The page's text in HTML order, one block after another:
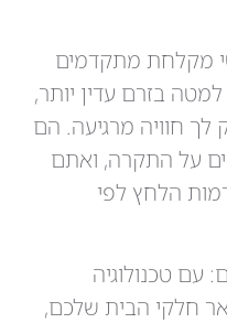
מקלחת מתקדמים
בזרם עדין יותר,
לך חוויה מרגיעה. הם
על התקרה, ואתם
הלחץ לפי
עם טכנולוגיה
חלקי הבית שלכם,